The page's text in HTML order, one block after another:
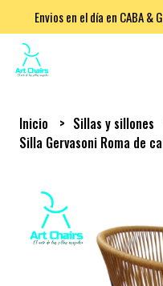
Envios en el día en CABA &
Inicio Sillas y sillones
Silla Gervasoni Roma de